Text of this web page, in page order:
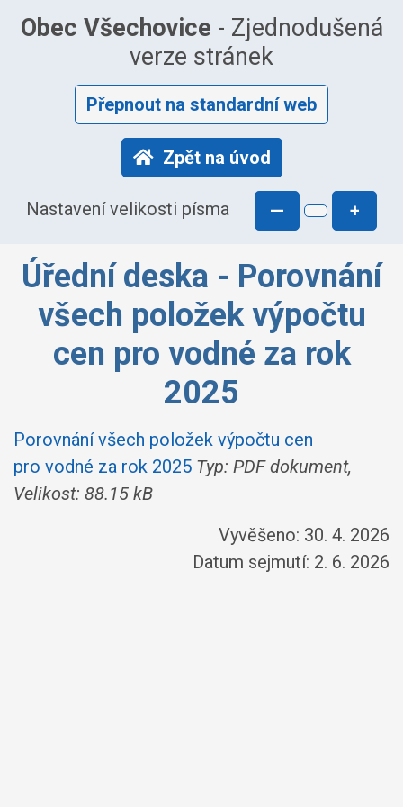
Obec Všechovice - Zjednodušená
verze stránek
Přepnout na standardní web
Zpět na úvod
Nastavení velikosti písma — +
Úřední deska - Porovnání
všech položek výpočtu
cen pro vodné za rok
2025
Porovnání všech položek výpočtu cen
pro vodné za rok 2025 Typ: PDF dokument,
Velikost: 88.15 kB
Vyvěšeno: 30. 4. 2026
Datum sejmutí: 2. 6. 2026